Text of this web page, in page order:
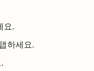
요.
하세요.